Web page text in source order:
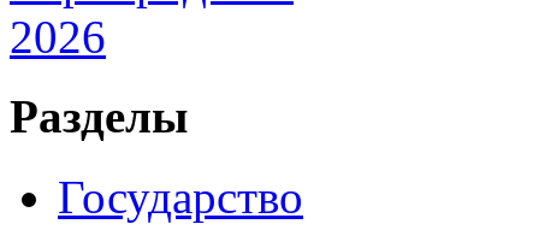
Разделы
Государство